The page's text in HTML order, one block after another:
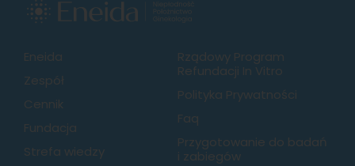
Eneida
Zespół
Cennik
Fundacja
Strefa wiedzy
Rządowy Program
Refundacji In Vitro
Polityka Prywatności
Faq
Przygotowanie do badań
i zabiegów